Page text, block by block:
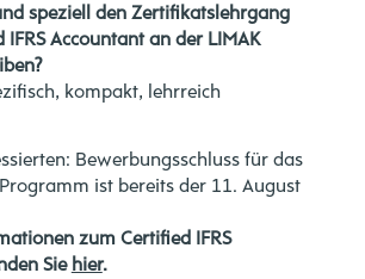
speziell den Zertifikatslehrgang
IFRS Accountant an der LIMAK
kompakt, lehrreich
Bewerbungsschluss für das
Programm ist bereits der 11. August
zum Certified IFRS
Sie hier.